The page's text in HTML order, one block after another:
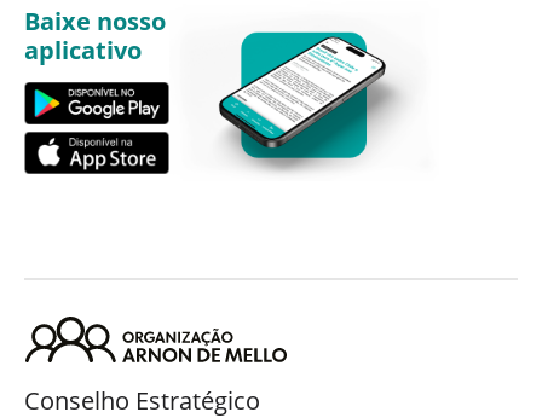
Baixe nosso
aplicativo
Conselho Estratégico